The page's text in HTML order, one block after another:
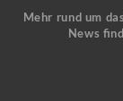
Mehr rund um
News